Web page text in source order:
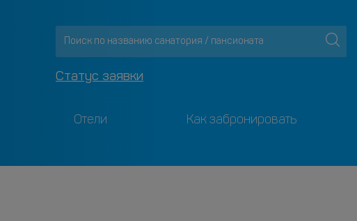
Статус заявки
Отели Как забронировать